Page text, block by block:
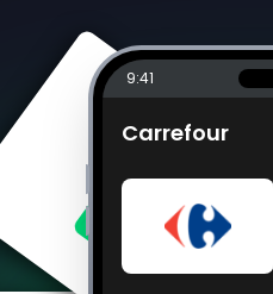
9:41
Carrefour